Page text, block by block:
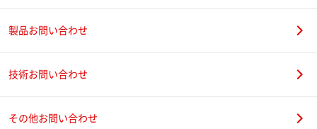
製品お問い合わせ
技術お問い合わせ
その他お問い合わせ